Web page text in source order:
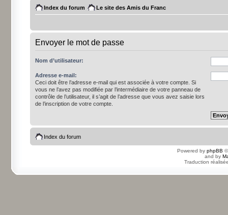
Index du forum Le site des Amis du Franc
Envoyer le mot de passe
Nom d’utilisateur:
Adresse e-mail:
Ceci doit être l’adresse e-mail qui est associée à votre compte. Si
vous ne l’avez pas modifiée par l’intermédiaire de votre panneau de
contrôle de l’utilisateur, il s’agit de l’adresse que vous avez saisie lors
de l’inscription de votre compte.
Index du forum
Powered by phpBB
and by
Traduction